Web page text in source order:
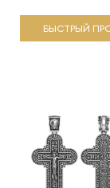
БЫСТРЫЙ